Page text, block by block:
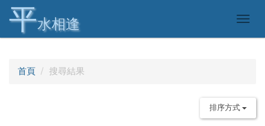
平水相逢
首頁 搜尋結果
排序方式